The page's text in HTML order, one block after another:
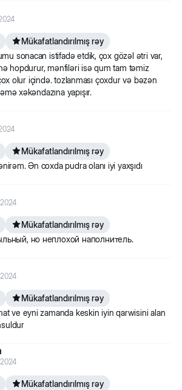
Mükafatlandırılmış rəy
sonacan istifadə etdik, çox gözəl ətri var,
hopdurur, mənfiləri isə qum tam təmiz
çox olur içində. tozlanması çoxdur və bəzən
xəkəndazına yapışır.
Mükafatlandırılmış rəy
Ən coxda pudra olanı iyi yaxşıdı
Mükafatlandırılmış rəy
но неплохой наполнитель.
Mükafatlandırılmış rəy
ve eyni zamanda keskin iyin qarwisini alan
Mükafatlandırılmış rəy